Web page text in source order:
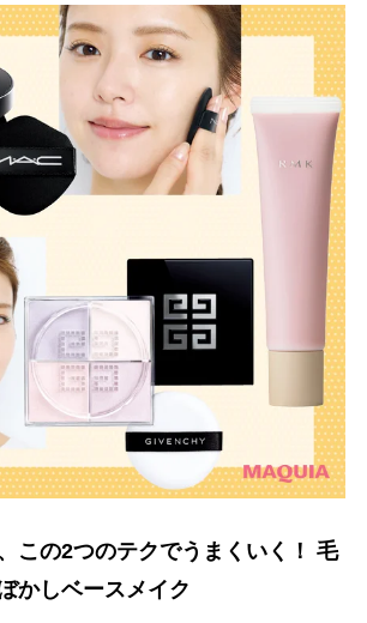
この2つのテクでうまくいく！ 毛
かしベースメイク